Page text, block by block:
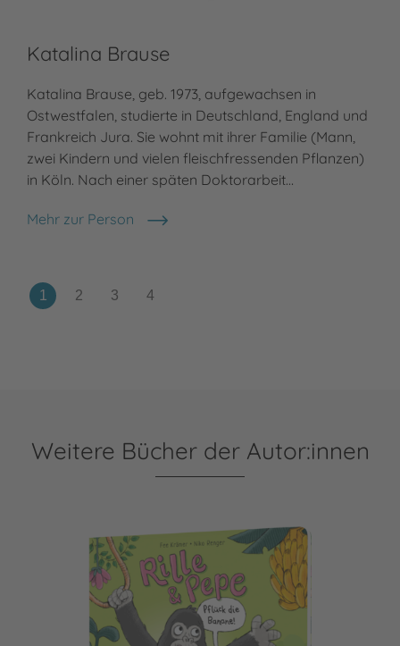
Katalina Brause
Katalina Brause, geb. 1973, aufgewachsen in
Ostwestfalen, studierte in Deutschland, England und
Frankreich Jura. Sie wohnt mit ihrer Familie (Mann,
zwei Kindern und vielen fleischfressenden Pflanzen)
in Köln. Nach einer späten Doktorarbeit…
Mehr zur Person
Katalina Brause
Weitere Bücher der Autor:innen